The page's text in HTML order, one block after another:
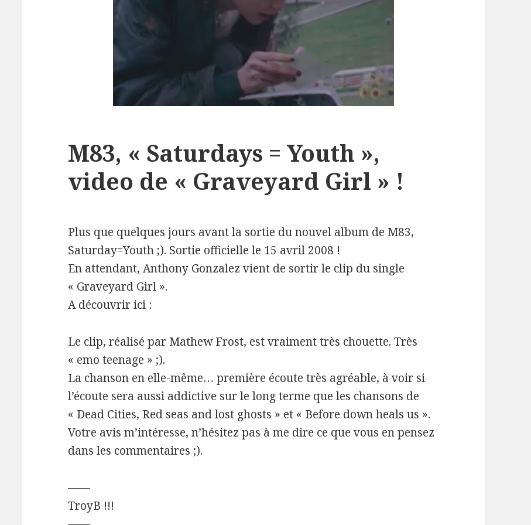
M83, « Saturdays = Youth »,
video de « Graveyard Girl » !
Plus que quelques jours avant la sortie du nouvel album de M83,
Saturday=Youth ;). Sortie officielle le 15 avril 2008 !
En attendant, Anthony Gonzalez vient de sortir le clip du single
« Graveyard Girl ».
A découvrir ici :
Le clip, réalisé par Mathew Frost, est vraiment très chouette. Très
« emo teenage » ;).
La chanson en elle-même… première écoute très agréable, à voir si
l’écoute sera aussi addictive sur le long terme que les chansons de
« Dead Cities, Red seas and lost ghosts » et « Before down heals us ».
Votre avis m’intéresse, n’hésitez pas à me dire ce que vous en pensez
dans les commentaires ;).
——
TroyB !!!